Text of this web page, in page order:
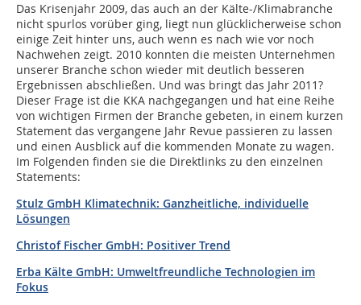
Das Krisenjahr 2009, das auch an der Kälte-/Klimabranche
nicht spurlos vorüber ging, liegt nun glücklicherweise schon
einige Zeit hinter uns, auch wenn es nach wie vor noch
Nachwehen zeigt. 2010 konnten die meisten Unternehmen
unserer Branche schon wieder mit deutlich besseren
Ergebnissen abschließen. Und was bringt das Jahr 2011?
Dieser Frage ist die KKA nachgegangen und hat eine Reihe
von wichtigen Firmen der Branche gebeten, in einem kurzen
Statement das vergangene Jahr Revue passieren zu lassen
und einen Ausblick auf die kommenden Monate zu wagen.
Im Folgenden finden sie die Direktlinks zu den einzelnen
Statements:
Stulz GmbH Klimatechnik: Ganzheitliche, individuelle
Lösungen
Christof Fischer GmbH: Positiver Trend
Erba Kälte GmbH: Umweltfreundliche Technologien im
Fokus